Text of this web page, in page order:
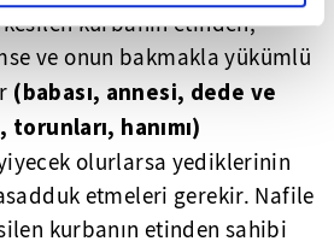
kurbanın etinden,
ve onun bakmakla yükümlü
(babası, annesi, dede ve
hanımı)
olurlarsa yediklerinin
etmeleri gerekir. Nafile
kurbanın etinden sahibi